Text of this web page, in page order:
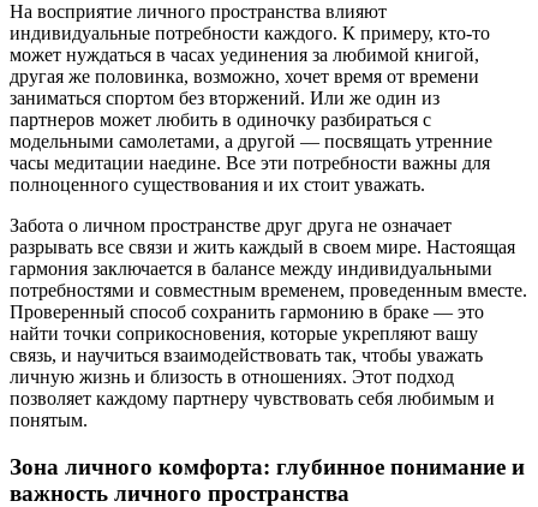
На восприятие личного пространства влияют
индивидуальные потребности каждого. К примеру, кто-то
может нуждаться в часах уединения за любимой книгой,
другая же половинка, возможно, хочет время от времени
заниматься спортом без вторжений. Или же один из
партнеров может любить в одиночку разбираться с
модельными самолетами, а другой — посвящать утренние
часы медитации наедине. Все эти потребности важны для
полноценного существования и их стоит уважать.
Забота о личном пространстве друг друга не означает
разрывать все связи и жить каждый в своем мире. Настоящая
гармония заключается в балансе между индивидуальными
потребностями и совместным временем, проведенным вместе.
Проверенный способ сохранить гармонию в браке — это
найти точки соприкосновения, которые укрепляют вашу
связь, и научиться взаимодействовать так, чтобы уважать
личную жизнь и близость в отношениях. Этот подход
позволяет каждому партнеру чувствовать себя любимым и
понятым.
Зона личного комфорта: глубинное понимание и
важность личного пространства